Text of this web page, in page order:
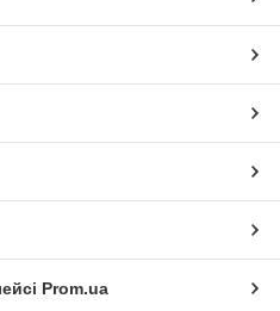
Prom.ua